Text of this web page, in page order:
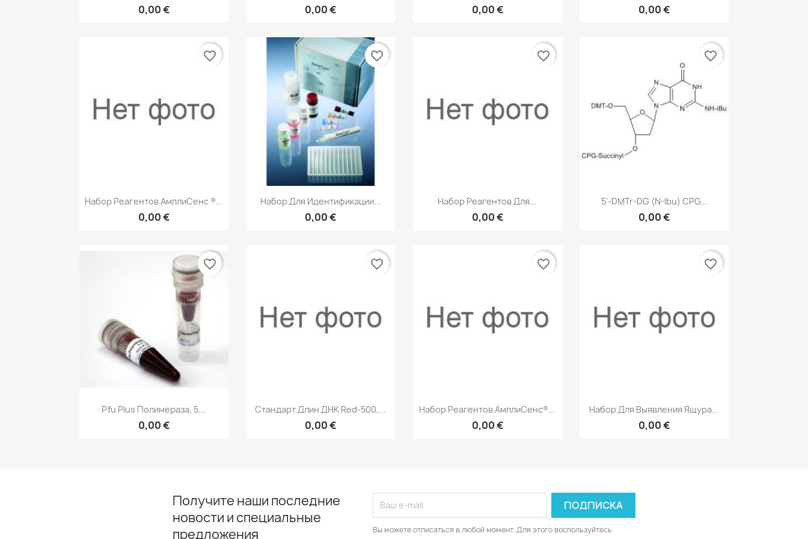
0,00 € 0,00 € 0,00 € 0,00 €
Быстрый просмотр
Набор Реагентов АмплиСенс ®...
0,00 €
favorite_border
Быстрый просмотр
Набор Для Идентификации...
0,00 €
favorite_border
Быстрый просмотр
Набор Реагентов Для...
0,00 €
favorite_border
Быстрый просмотр
5'-DMTr-DG (N-Ibu) CPG...
0,00 €
favorite_border
 Быстрый просмотр
Pfu Plus Полимераза, 5...
0,00 €
favorite_border
Быстрый просмотр
Cтандарт Длин ДНК Red-500,...
0,00 €
favorite_border
Быстрый просмотр
Набор Реагентов АмплиСенс®...
0,00 €
favorite_border
Быстрый просмотр
Набор Для Выявления Ящура...
0,00 €
favorite_border
Получите наши последние
новости и специальные
предложения
Вы можете отписаться в любой момент. Для этого воспользуйтесь